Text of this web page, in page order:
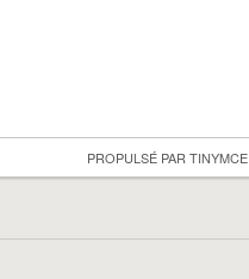
PROPULSÉ PAR TINYMCE